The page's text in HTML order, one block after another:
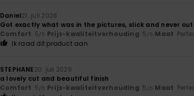
Daniel21. juli 2026
Got exactly what was in the pictures, slick and never
Comfort: 5/5 Prijs-kwaliteitverhouding: 5 /5 Maat:
Ik raad dit product aan
STEPHANE20. juli 2026
a lovely cut and beautiful finish
Comfort: 5/5 Prijs-kwaliteitverhouding: 5 /5 Maat: